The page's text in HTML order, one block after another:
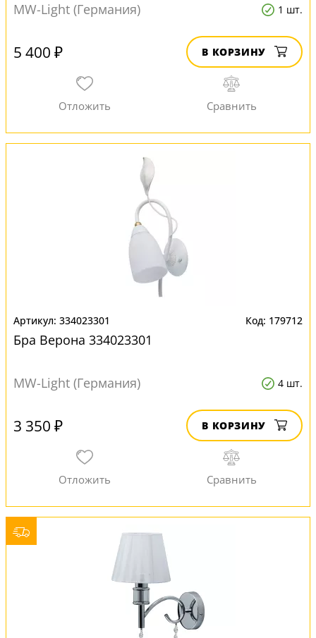
MW-Light (Германия) 1 шт.
5 400 ₽ В КОРЗИНУ
334023301 179712
Бра Верона 334023301
MW-Light (Германия) 4 шт.
3 350 ₽ В КОРЗИНУ